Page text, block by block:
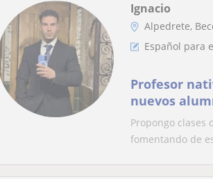
Ignacio
Alpedrete,
Español para
Profesor
nuevos
Propongo clases
fomentando de